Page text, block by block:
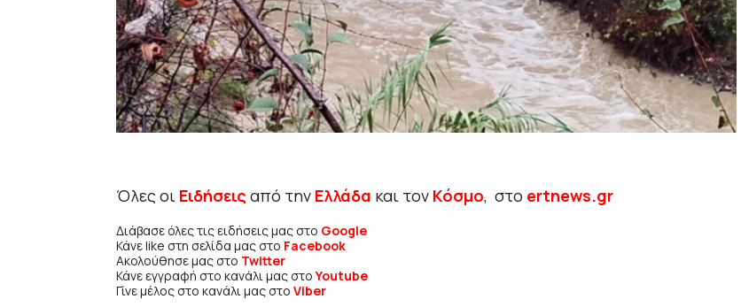
Όλες οι Ειδήσεις από την Ελλάδα και τον Κόσμο, στο ertnews.gr
Διάβασε όλες τις ειδήσεις μας στο Google
Κάνε like στη σελίδα μας στο Facebook
Ακολούθησε μας στο Twitter
Κάνε εγγραφή στο κανάλι μας στοYoutube
Γίνε μέλος στο κανάλι μας στο Viber